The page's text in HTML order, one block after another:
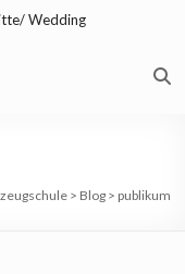
Wedding
> Blog> publikum